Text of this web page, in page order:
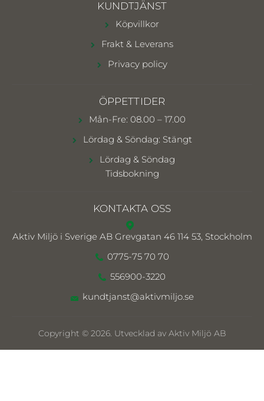
KUNDTJÄNST
Köpvillkor
Frakt & Leverans
Privacy policy
ÖPPETTIDER
Mån-Fre: 08.00 – 17.00
Lördag & Söndag: Stängt
Lördag & Söndag
Tidsbokning
KONTAKTA OSS
Aktiv Miljö i Sverige AB Grevgatan 46 114 53, Stockholm
0775-75 70 70
556900-3220
kundtjanst@aktivmiljo.se
Copyright © 2026. Utvecklad av Aktiv Miljö AB